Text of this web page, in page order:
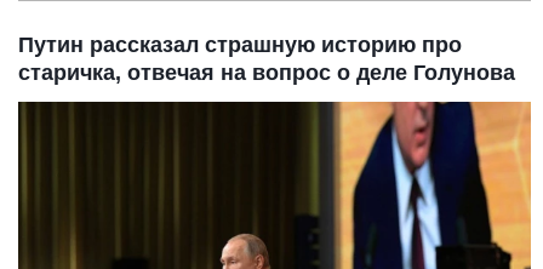
Путин рассказал страшную историю про
старичка, отвечая на вопрос о деле Голунова